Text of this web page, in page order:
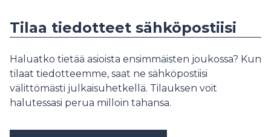
Tilaa tiedotteet sähköpostiisi
Haluatko tietää asioista ensimmäisten joukossa? Kun
tilaat tiedotteemme, saat ne sähköpostiisi
välittömästi julkaisuhetkellä. Tilauksen voit
halutessasi perua milloin tahansa.